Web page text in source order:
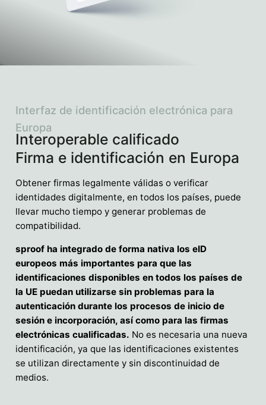
Interoperable calificado
Firma e identificación en Europa
Interfaz de identificación electrónica para
Europa
Obtener firmas legalmente válidas o verificar
identidades digitalmente, en todos los países, puede
llevar mucho tiempo y generar problemas de
compatibilidad.
sproof ha integrado de forma nativa los eID
europeos más importantes para que las
identificaciones disponibles en todos los países de
la UE puedan utilizarse sin problemas para la
autenticación durante los procesos de inicio de
sesión e incorporación, así como para las firmas
electrónicas cualificadas. No es necesaria una nueva
identificación, ya que las identificaciones existentes
se utilizan directamente y sin discontinuidad de
medios.